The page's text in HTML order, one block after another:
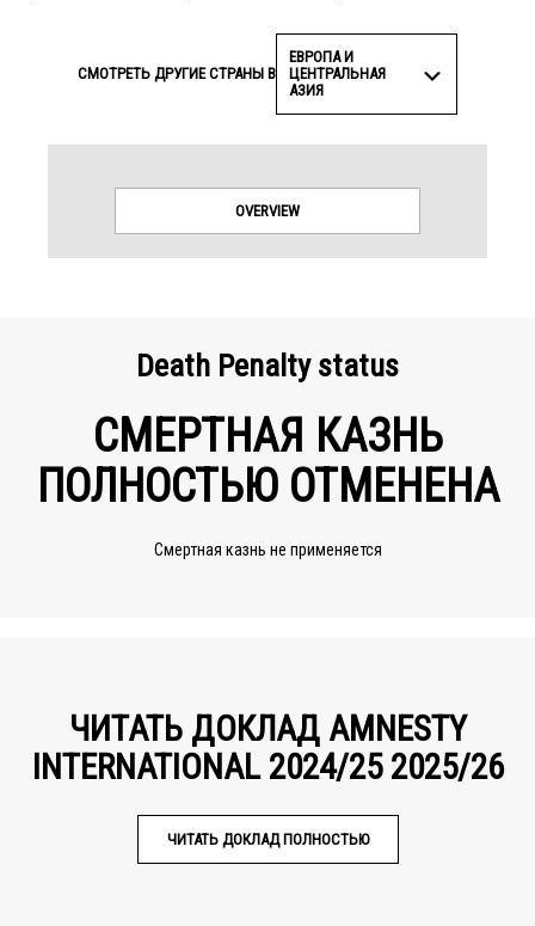
СМОТРЕТЬ ДРУГИЕ СТРАНЫ В
ЕВРОПА И
ЦЕНТРАЛЬНАЯ
АЗИЯ
OVERVIEW
Death Penalty status
СМЕРТНАЯ КАЗНЬ
ПОЛНОСТЬЮ ОТМЕНЕНА
Смертная казнь не применяется
ЧИТАТЬ ДОКЛАД AMNESTY
INTERNATIONAL 2024/25 2025/26
ЧИТАТЬ ДОКЛАД ПОЛНОСТЬЮ